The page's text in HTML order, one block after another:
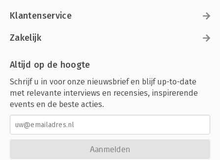
Klantenservice
Zakelijk
Altijd op de hoogte
Schrijf u in voor onze nieuwsbrief en blijf up-to-date
met relevante interviews en recensies, inspirerende
events en de beste acties.
Aanmelden